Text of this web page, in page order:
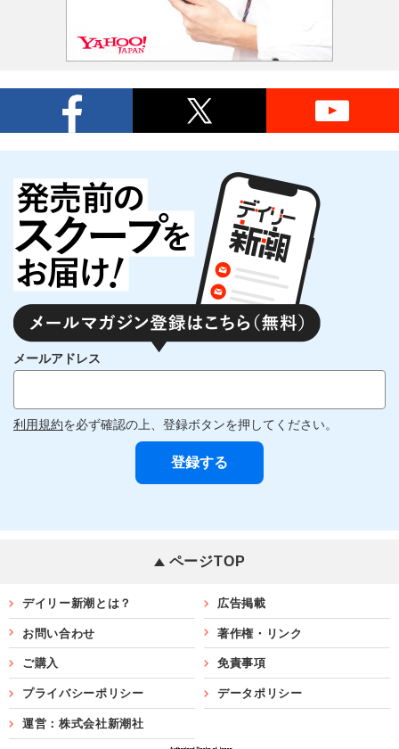
メールアドレス
利用規約を必ず確認の上、登録ボタンを押してください。
ページTOP
デイリー新潮とは？ 広告掲載
お問い合わせ 著作権・リンク
ご購入 免責事項
プライバシーポリシー データポリシー
運営：株式会社新潮社